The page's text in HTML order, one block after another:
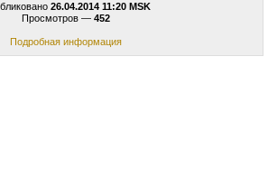
26.04.2014 11:20 MSK
Просмотров — 452
Подробная информация